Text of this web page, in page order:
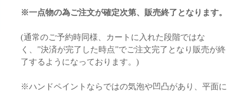
※一点物の為ご注文が確定次第、販売終了となります。
(通常のご予約時同様、カートに入れた段階ではな
く、”決済が完了した時点”でご注文完了となり販売が終
了するようになっております。)
※ハンドペイントならではの気泡や凹凸があり、平面に